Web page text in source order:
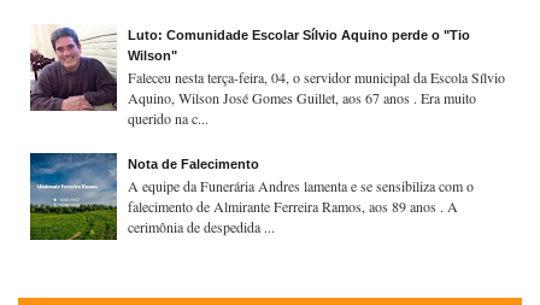
Luto: Comunidade Escolar Sílvio Aquino perde o "Tio
Wilson"
Faleceu nesta terça-feira, 04, o servidor municipal da Escola Sílvio
Aquino, Wilson José Gomes Guillet, aos 67 anos . Era muito
querido na c...
Nota de Falecimento
A equipe da Funerária Andres lamenta e se sensibiliza com o
falecimento de Almirante Ferreira Ramos, aos 89 anos . A
cerimônia de despedida ...